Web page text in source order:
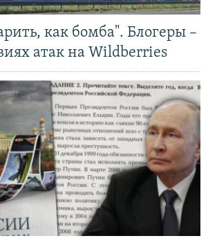
как бомба". Блогеры –
атак на Wildberries